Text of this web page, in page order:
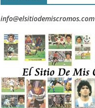
info@elsitiodemiscromos.com